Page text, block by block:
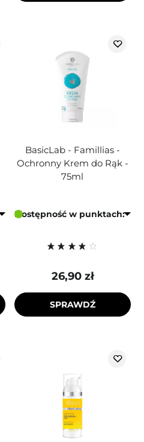
BasicLab - Famillias -
Ochronny Krem do Rąk -
75ml
Dostępność w punktach:
26,90 zł
SPRAWDŹ